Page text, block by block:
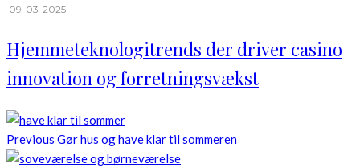
·09-03-2025
Hjemmeteknologitrends der driver casino
innovation og forretningsvækst
Previous Gør hus og have klar til sommeren